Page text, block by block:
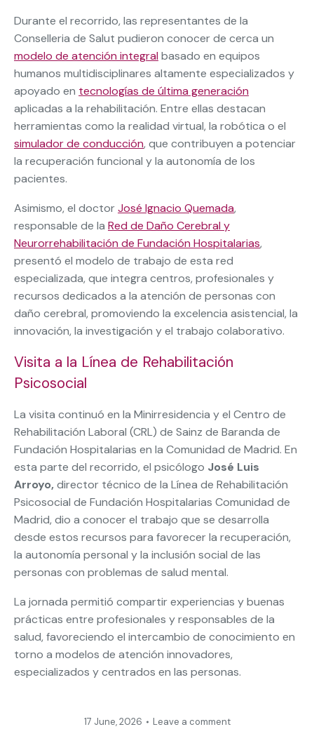
Durante el recorrido, las representantes de la
Conselleria de Salut pudieron conocer de cerca un
modelo de atención integral basado en equipos
humanos multidisciplinares altamente especializados y
apoyado en tecnologías de última generación
aplicadas a la rehabilitación. Entre ellas destacan
herramientas como la realidad virtual, la robótica o el
simulador de conducción, que contribuyen a potenciar
la recuperación funcional y la autonomía de los
pacientes.
Asimismo, el doctorJosé Ignacio Quemada,
responsable de la Red de Daño Cerebral y
Neurorrehabilitación de Fundación Hospitalarias,
presentó el modelo de trabajo de esta red
especializada, que integra centros, profesionales y
recursos dedicados a la atención de personas con
daño cerebral, promoviendo la excelencia asistencial, la
innovación, la investigación y el trabajo colaborativo.
Visita a la Línea de Rehabilitación
Psicosocial
La visita continuó en la Minirresidencia y el Centro de
Rehabilitación Laboral (CRL) de Sainz de Baranda de
Fundación Hospitalarias en la Comunidad de Madrid. En
esta parte del recorrido, el psicólogo José Luis
Arroyo, director técnico de la Línea de Rehabilitación
Psicosocial de Fundación Hospitalarias Comunidad de
Madrid, dio a conocer el trabajo que se desarrolla
desde estos recursos para favorecer la recuperación,
la autonomía personal y la inclusión social de las
personas con problemas de salud mental.
La jornada permitió compartir experiencias y buenas
prácticas entre profesionales y responsables de la
salud, favoreciendo el intercambio de conocimiento en
torno a modelos de atención innovadores,
especializados y centrados en las personas.
17 June, 2026 Leave a comment